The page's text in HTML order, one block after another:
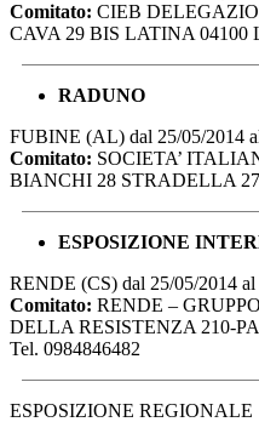
Comitato: CIEB
CAVA 29 BIS LATINA 04100
RADUNO
FUBINE (AL) dal 25/05/2014
Comitato: SOCIETA’
BIANCHI 28 STRADELLA
ESPOSIZIONE
RENDE (CS) dal 25/05/2014
Comitato: RENDE –
DELLA RESISTENZA 210-
Tel. 0984846482
ESPOSIZIONE REGIONALE